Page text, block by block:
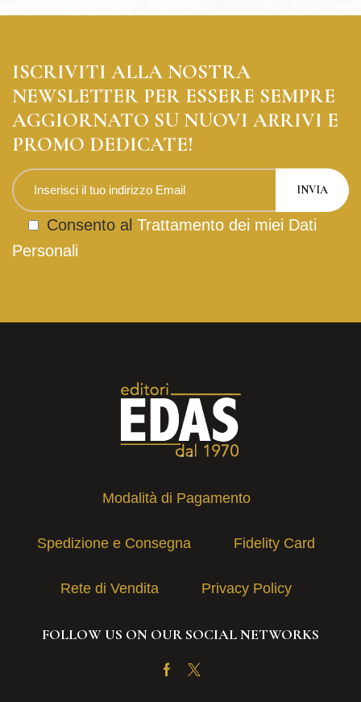
ISCRIVITI ALLA NOSTRA
NEWSLETTER PER ESSERE SEMPRE
AGGIORNATO SU NUOVI ARRIVI E
PROMO DEDICATE!
Consento al Trattamento dei miei Dati
Personali
Modalità di Pagamento
Spedizione e Consegna Fidelity Card
Rete di Vendita Privacy Policy
FOLLOW US ON OUR SOCIAL NETWORKS
Facebook
Twitter